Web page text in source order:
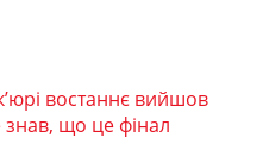
востаннє вийшов
знав, що це фінал